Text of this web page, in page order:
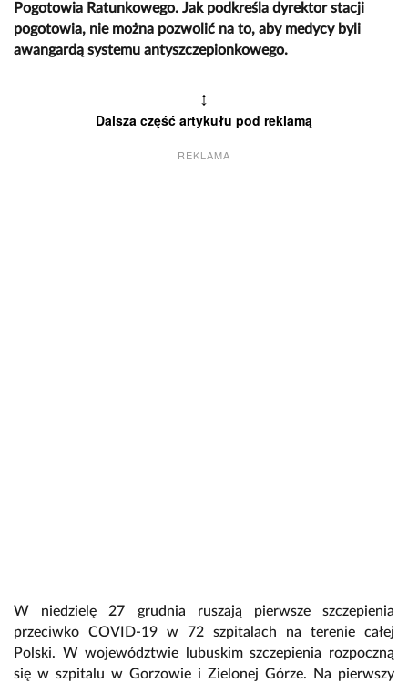
Pogotowia Ratunkowego. Jak podkreśla dyrektor stacji
pogotowia, nie można pozwolić na to, aby medycy byli
awangardą systemu antyszczepionkowego.
↕
Dalsza część artykułu pod reklamą
REKLAMA
W niedzielę 27 grudnia ruszają pierwsze szczepienia
przeciwko COVID-19 w 72 szpitalach na terenie całej
Polski. W województwie lubuskim szczepienia rozpoczną
się w szpitalu w Gorzowie i Zielonej Górze. Na pierwszy